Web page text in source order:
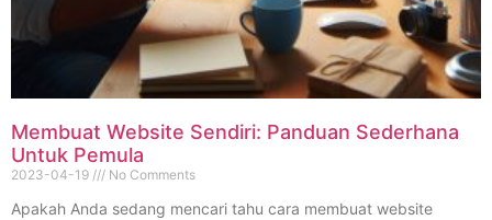
Membuat Website Sendiri: Panduan Sederhana
Untuk Pemula
2023-04-19 No Comments
Apakah Anda sedang mencari tahu cara membuat website